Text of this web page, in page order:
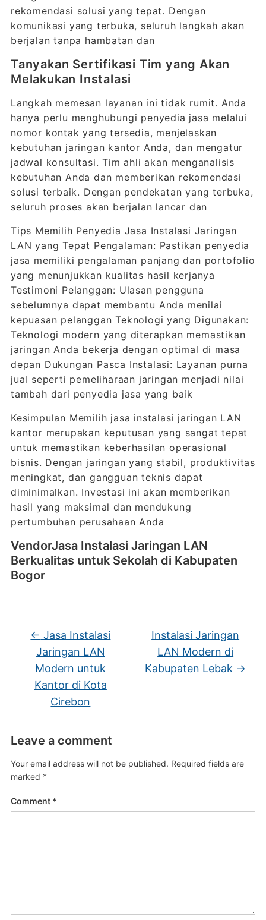
rekomendasi solusi yang tepat. Dengan
komunikasi yang terbuka, seluruh langkah akan
berjalan tanpa hambatan dan
Tanyakan Sertifikasi Tim yang Akan
Melakukan Instalasi
Langkah memesan layanan ini tidak rumit. Anda
hanya perlu menghubungi penyedia jasa melalui
nomor kontak yang tersedia, menjelaskan
kebutuhan jaringan kantor Anda, dan mengatur
jadwal konsultasi. Tim ahli akan menganalisis
kebutuhan Anda dan memberikan rekomendasi
solusi terbaik. Dengan pendekatan yang terbuka,
seluruh proses akan berjalan lancar dan
Tips Memilih Penyedia Jasa Instalasi Jaringan
LAN yang Tepat Pengalaman: Pastikan penyedia
jasa memiliki pengalaman panjang dan portofolio
yang menunjukkan kualitas hasil kerjanya
Testimoni Pelanggan: Ulasan pengguna
sebelumnya dapat membantu Anda menilai
kepuasan pelanggan Teknologi yang Digunakan:
Teknologi modern yang diterapkan memastikan
jaringan Anda bekerja dengan optimal di masa
depan Dukungan Pasca Instalasi: Layanan purna
jual seperti pemeliharaan jaringan menjadi nilai
tambah dari penyedia jasa yang baik
Kesimpulan Memilih jasa instalasi jaringan LAN
kantor merupakan keputusan yang sangat tepat
untuk memastikan keberhasilan operasional
bisnis. Dengan jaringan yang stabil, produktivitas
meningkat, dan gangguan teknis dapat
diminimalkan. Investasi ini akan memberikan
hasil yang maksimal dan mendukung
pertumbuhan perusahaan Anda
VendorJasa Instalasi Jaringan LAN
Berkualitas untuk Sekolah di Kabupaten
Bogor
← Jasa Instalasi
Jaringan LAN
Modern untuk
Kantor di Kota
Cirebon
Instalasi Jaringan
LAN Modern di
Kabupaten Lebak →
Leave a comment
Your email address will not be published. Required fields are
marked *
Comment *